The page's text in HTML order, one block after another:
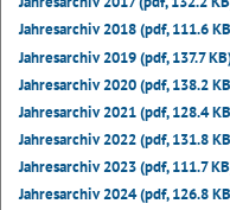
Jahresarchiv 2018 (pdf, 111.6
Jahresarchiv 2019 (pdf, 137.7
Jahresarchiv 2020 (pdf, 138.2
Jahresarchiv 2021 (pdf, 128.4
Jahresarchiv 2022 (pdf, 131.8
Jahresarchiv 2023 (pdf, 111.7
Jahresarchiv 2024 (pdf, 126.8